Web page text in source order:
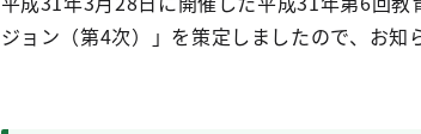
ジョン（第4次）」を策定しましたので、お知